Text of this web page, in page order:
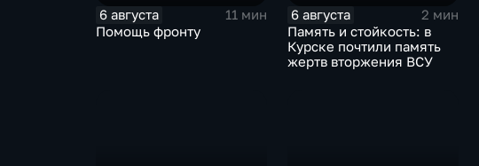
6 августа
11 мин
Помощь фронту
6 августа
2 мин
Память и стойкость: в
Курске почтили память
жертв вторжения ВСУ